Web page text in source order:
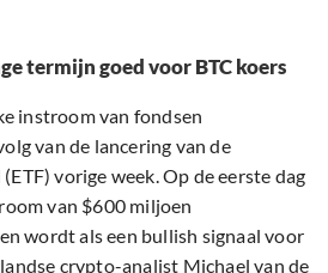
termijn goed voor BTC koers
instroom van fondsen
van de lancering van de
vorige week. Op de eerste dag
van $600 miljoen
wordt als een bullish signaal voor
crypto-analist Michael van de